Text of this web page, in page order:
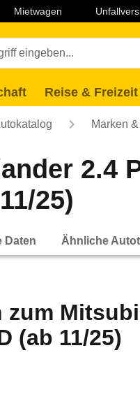
Mietwagen
Reise & Freizeit
Marken
2.4
25)
Daten Ähnliche
zum
(ab 11/25)